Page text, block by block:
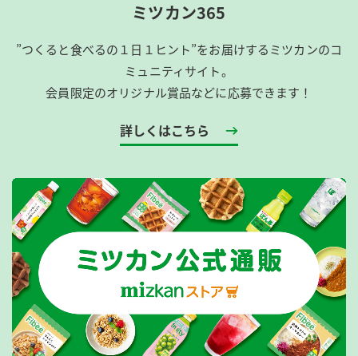
ミツカン365
”つくると食べるの１日１ヒント”をお届けするミツカンのコ
ミュニティサイト。
会員限定のオリジナル賞品などに応募できます！
詳しくはこちら